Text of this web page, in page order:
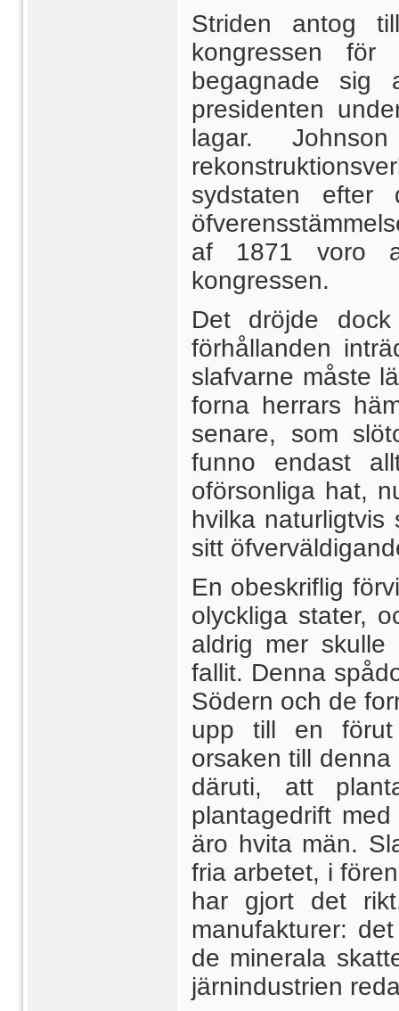
Striden antog
kongressen
begagnade sig
presidenten
lagar.
sydstaten
af 1871 voro
kongressen.
Det dröjde
förhållanden
slafvarne måste
forna herrars
senare, som
funno endast
oförsonliga hat,
hvilka naturligtvis
sitt
En obeskriflig
olyckliga stater,
aldrig mer
fallit. Denna
Södern och de
upp till en förut
orsaken till
däruti, att
plantagedrift
äro hvita män.
fria arbetet, i
har gjort det
manufakturer:
de minerala
järnindustrien